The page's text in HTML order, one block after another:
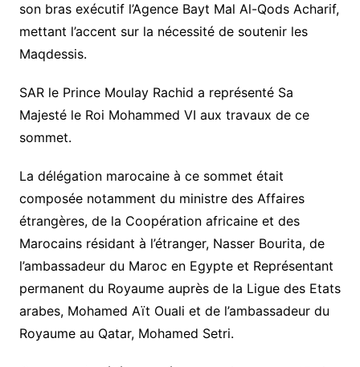
son bras exécutif l’Agence Bayt Mal Al-Qods Acharif,
mettant l’accent sur la nécessité de soutenir les
Maqdessis.
SAR le Prince Moulay Rachid a représenté Sa
Majesté le Roi Mohammed VI aux travaux de ce
sommet.
La délégation marocaine à ce sommet était
composée notamment du ministre des Affaires
étrangères, de la Coopération africaine et des
Marocains résidant à l’étranger, Nasser Bourita, de
l’ambassadeur du Maroc en Egypte et Représentant
permanent du Royaume auprès de la Ligue des Etats
arabes, Mohamed Aït Ouali et de l’ambassadeur du
Royaume au Qatar, Mohamed Setri.